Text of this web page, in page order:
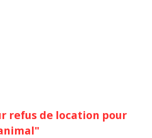
refus de location pour